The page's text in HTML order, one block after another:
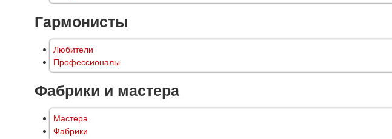
Гармонисты
Любители
Профессионалы
Фабрики и мастера
Мастера
Фабрики